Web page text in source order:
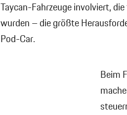
Taycan-Fahrzeuge involviert,
wurden – die größte
Pod-Car.
Beim